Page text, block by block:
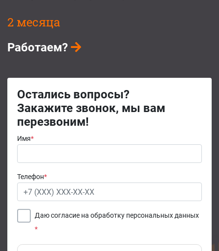
2 месяца
Работаем?
Остались вопросы?
Закажите звонок, мы вам
перезвоним!
Имя*
Телефон*
Даю согласие на обработку персональных данных
*